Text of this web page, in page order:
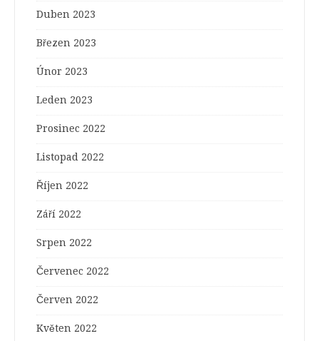
Duben 2023
Březen 2023
Únor 2023
Leden 2023
Prosinec 2022
Listopad 2022
Říjen 2022
Září 2022
Srpen 2022
Červenec 2022
Červen 2022
Květen 2022